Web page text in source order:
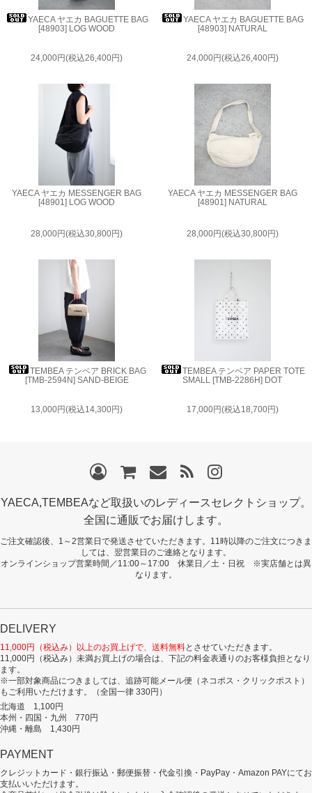
YAECA ヤエカ BAGUETTE BAG
[48903] LOG WOOD
24,000円(税込26,400円)
YAECA ヤエカ BAGUETTE BAG
[48903] NATURAL
24,000円(税込26,400円)
YAECA ヤエカ MESSENGER BAG
[48901] LOG WOOD
28,000円(税込30,800円)
YAECA ヤエカ MESSENGER BAG
[48901] NATURAL
28,000円(税込30,800円)
TEMBEA テンベア BRICK BAG
[TMB-2594N] SAND-BEIGE
13,000円(税込14,300円)
TEMBEA テンベア PAPER TOTE
SMALL [TMB-2286H] DOT
17,000円(税込18,700円)
YAECA,TEMBEAなど取扱いのレディースセレクトショップ。
全国に通販でお届けします。
ご注文確認後、1～2営業日で発送させていただきます。11時以降のご注文につきま
しては、翌営業日のご連絡となります。
オンラインショップ営業時間／11:00～17:00 休業日／土・日祝 ※実店舗とは異
なります。
DELIVERY
11,000円（税込み）以上のお買上げで、送料無料とさせていただきます。
11,000円（税込み）未満お買上げの場合は、下記の料金表通りのお客様負担となり
ます。
※一部対象商品につきましては、追跡可能メール便（ネコポス・クリックポスト）
もご利用いただけます。（全国一律 330円）
北海道 1,100円
本州・四国・九州 770円
沖縄・離島 1,430円
PAYMENT
クレジットカード・銀行振込・郵便振替・代金引換・PayPay・Amazon PAYにてお
支払いいただけます。